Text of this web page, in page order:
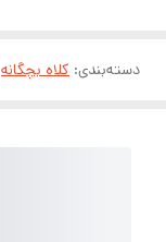
دسته‌بندی: کلاه بچگانه